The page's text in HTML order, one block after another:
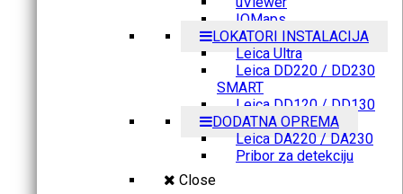
IQMaps
LOKATORI INSTALACIJA
Leica Ultra
Leica DD220 / DD230
SMART
Leica DD120 / DD130
DODATNA OPREMA
Leica DA220 / DA230
Pribor za detekciju
Close